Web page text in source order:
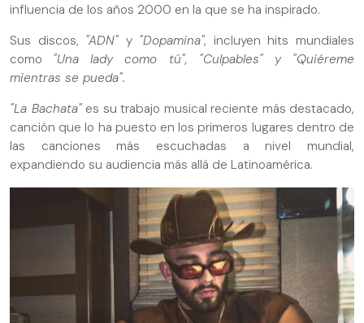
influencia de los años 2000 en la que se ha inspirado.
Sus discos, "ADN" y "Dopamina'', incluyen hits mundiales
como "Una lady como tú", "Culpables" y "Quiéreme
mientras se pueda".
"La Bachata"es su trabajo musical reciente más destacado,
canción que lo ha puesto en los primeros lugares dentro de
las canciones más escuchadas a nivel mundial,
expandiendo su audiencia más allá de Latinoamérica.